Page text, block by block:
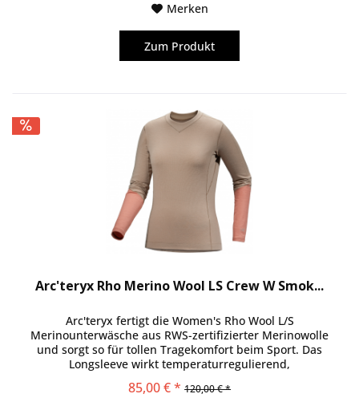
Merken
Zum Produkt
Arc'teryx Rho Merino Wool LS Crew W Smok...
Arc'teryx fertigt die Women's Rho Wool L/S
Merinounterwäsche aus RWS-zertifizierter Merinowolle
und sorgt so für tollen Tragekomfort beim Sport. Das
Longsleeve wirkt temperaturregulierend,
85,00 € * 120,00 € *